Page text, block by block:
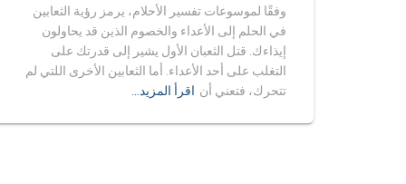
وفقًا لموسوعات تفسير الأحلام، يرمز رؤية الثعابين
في الحلم إلى الأعداء والخصوم الذين قد يحاولون
إيذاءك. قتل الثعبان الأول يشير إلى قدرتك على
التغلب على أحد الأعداء. أما الثعابين الأخرى اللتي لم
تتحرك، فتعني أن اقرأ المزيد…